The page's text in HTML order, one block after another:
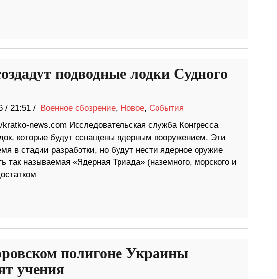
подводные лодки Судного
/ 21:51 / Военное обозрение, Новое, События
news.com Исследовательская служба Конгресса
которые будут оснащены ядерным вооружением. Эти
в стадии разработки, но будут нести ядерное оружие
называемая «Ядерная Триада» (наземного, морского и
полигоне Украины
учения